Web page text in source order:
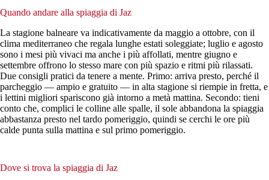
Quando andare alla spiaggia di Jaz
La stagione balneare va indicativamente da maggio a ottobre, con il
clima mediterraneo che regala lunghe estati soleggiate; luglio e agosto
sono i mesi più vivaci ma anche i più affollati, mentre giugno e
settembre offrono lo stesso mare con più spazio e ritmi più rilassati.
Due consigli pratici da tenere a mente. Primo: arriva presto, perché il
parcheggio — ampio e gratuito — in alta stagione si riempie in fretta, e
i lettini migliori spariscono già intorno a metà mattina. Secondo: tieni
conto che, complici le colline alle spalle, il sole abbandona la spiaggia
abbastanza presto nel tardo pomeriggio, quindi se cerchi le ore più
calde punta sulla mattina e sul primo pomeriggio.
Dove si trova la spiaggia di Jaz